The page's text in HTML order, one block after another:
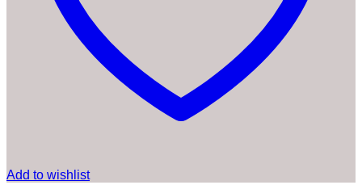
Add to wishlist